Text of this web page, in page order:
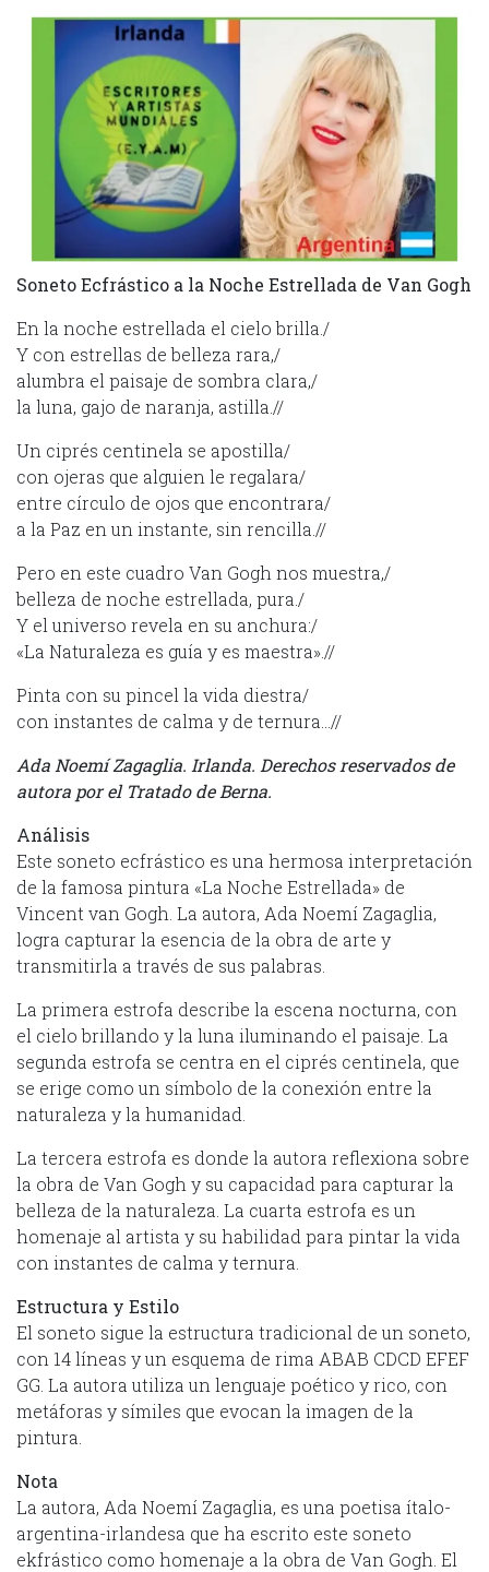
Soneto Ecfrástico a la Noche Estrellada de Van Gogh
En la noche estrellada el cielo brilla./
Y con estrellas de belleza rara,/
alumbra el paisaje de sombra clara,/
la luna, gajo de naranja, astilla.//
Un ciprés centinela se apostilla/
con ojeras que alguien le regalara/
entre círculo de ojos que encontrara/
a la Paz en un instante, sin rencilla.//
Pero en este cuadro Van Gogh nos muestra,/
belleza de noche estrellada, pura./
Y el universo revela en su anchura:/
«La Naturaleza es guía y es maestra».//
Pinta con su pincel la vida diestra/
con instantes de calma y de ternura…//
Ada Noemí Zagaglia. Irlanda. Derechos reservados de
autora por el Tratado de Berna.
Análisis
Este soneto ecfrástico es una hermosa interpretación
de la famosa pintura «La Noche Estrellada» de
Vincent van Gogh. La autora, Ada Noemí Zagaglia,
logra capturar la esencia de la obra de arte y
transmitirla a través de sus palabras.
La primera estrofa describe la escena nocturna, con
el cielo brillando y la luna iluminando el paisaje. La
segunda estrofa se centra en el ciprés centinela, que
se erige como un símbolo de la conexión entre la
naturaleza y la humanidad.
La tercera estrofa es donde la autora reflexiona sobre
la obra de Van Gogh y su capacidad para capturar la
belleza de la naturaleza. La cuarta estrofa es un
homenaje al artista y su habilidad para pintar la vida
con instantes de calma y ternura.
Estructura y Estilo
El soneto sigue la estructura tradicional de un soneto,
con 14 líneas y un esquema de rima ABAB CDCD EFEF
GG. La autora utiliza un lenguaje poético y rico, con
metáforas y símiles que evocan la imagen de la
pintura.
Nota
La autora, Ada Noemí Zagaglia, es una poetisa ítalo-
argentina-irlandesa que ha escrito este soneto
ekfrástico como homenaje a la obra de Van Gogh. El